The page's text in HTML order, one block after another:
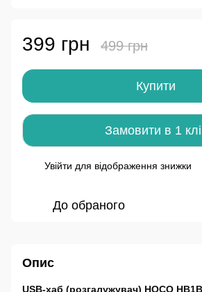
399 грн 499 грн
Купити
Замовити в 1
Увійти для відображення знижки
До обраного
Опис
USB-хаб (розгалужувач) HOCO HB1B